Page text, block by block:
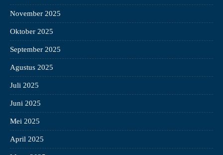
November 2025
Oktober 2025
September 2025
Agustus 2025
Juli 2025
Juni 2025
Mei 2025
April 2025